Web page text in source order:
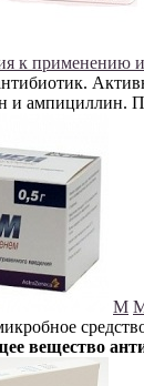
к применению и
и ампициллин.
М
вещество